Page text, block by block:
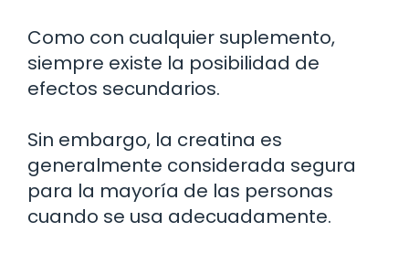
Como con cualquier suplemento,
siempre existe la posibilidad de
efectos secundarios.
Sin embargo, la creatina es
generalmente considerada segura
para la mayoría de las personas
cuando se usa adecuadamente.